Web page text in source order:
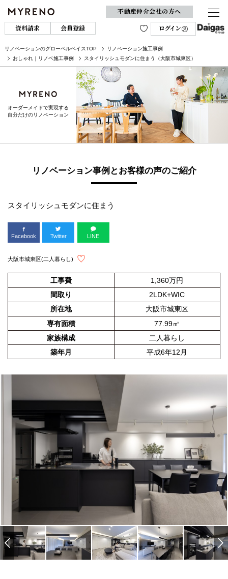
不動産仲介会社の方へ
資料請求
会員登録 ログイン
リノベーションのグローベルベイスTOP
リノベーション施工事例
おしゃれ｜リノベ施工事例
スタイリッシュモダンに住まう（大阪市城東区）
オーダーメイドで実現する
自分だけのリノベーション
リノベーション事例とお客様の声のご紹介
スタイリッシュモダンに住まう
Facebook Twitter LINE
大阪市城東区(二人暮らし)
工事費
1,360万円
間取り
2LDK+WIC
所在地
大阪市城東区
専有面積
77.99㎡
家族構成
二人暮らし
築年月
平成6年12月